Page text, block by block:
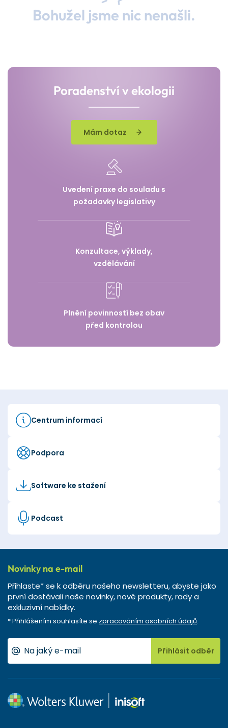
Bohužel jsme nic nenašli.
Poradenství v ekologii
Mám dotaz
Uvedení praxe do souladu s
požadavky legislativy
Konzultace, výklady,
vzdělávání
Plnění povinností bez obav
před kontrolou
Centrum informací
Podpora
Software ke stažení
Podcast
Novinky na e-mail
Přihlaste* se k odběru našeho newsletteru, abyste jako
první dostávali naše novinky, nové produkty, rady a
exkluzivní nabídky.
* Přihlášením souhlasíte se zpracováním osobních údajů.
Přihlásit odběr